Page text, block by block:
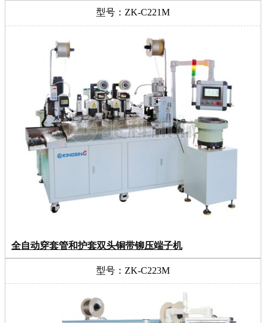
型号：ZK-C221M
全自动穿套管和护套双头铜带铆压端子机
型号：ZK-C223M